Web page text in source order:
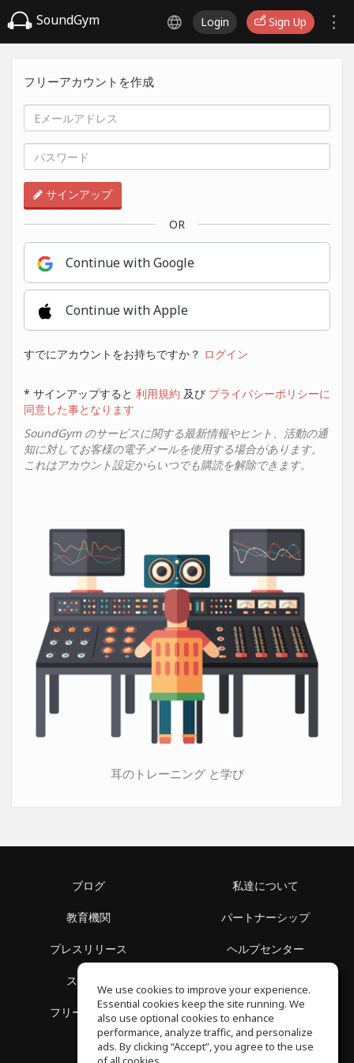
SoundGym Login Sign Up
フリーアカウントを作成
サインアップ
OR
Continue with Google
Continue with Apple
すでにアカウントをお持ちですか？ ログイン
* サインアップすると 利用規約 及び プライバシーポリシーに
同意した事となります
SoundGym のサービスに関する最新情報やヒント、活動の通
知に対してお客様の電子メールを使用する場合があります。
これはアカウント設定からいつでも購読を解除できます。
耳のトレーニング と学び
ブログ
教育機関
プレスリリース
スペース
フリースクール
私達について
パートナーシップ
ヘルプセンター
プライバシーポリシー
We use cookies to improve your experience.
Essential cookies keep the site running. We
also use optional cookies to enhance
performance, analyze traffic, and personalize
ads. By clicking “Accept”, you agree to the use